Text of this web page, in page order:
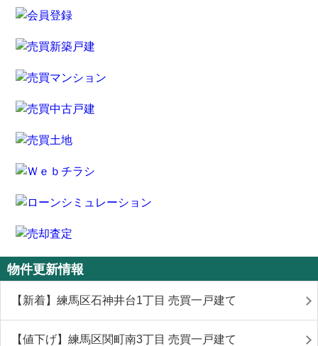
物件更新情報
【新着】練馬区石神井台1丁目 売買一戸建て
【値下げ】練馬区関町南3丁目 売買一戸建て